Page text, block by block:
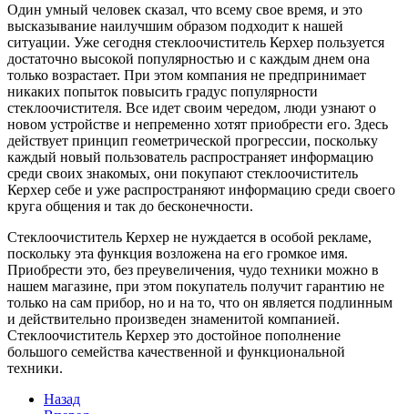
Один умный человек сказал, что всему свое время, и это
высказывание наилучшим образом подходит к нашей
ситуации. Уже сегодня стеклоочиститель Керхер пользуется
достаточно высокой популярностью и с каждым днем она
только возрастает. При этом компания не предпринимает
никаких попыток повысить градус популярности
стеклоочистителя. Все идет своим чередом, люди узнают о
новом устройстве и непременно хотят приобрести его. Здесь
действует принцип геометрической прогрессии, поскольку
каждый новый пользователь распространяет информацию
среди своих знакомых, они покупают стеклоочиститель
Керхер себе и уже распространяют информацию среди своего
круга общения и так до бесконечности.
Стеклоочиститель Керхер не нуждается в особой рекламе,
поскольку эта функция возложена на его громкое имя.
Приобрести это, без преувеличения, чудо техники можно в
нашем магазине, при этом покупатель получит гарантию не
только на сам прибор, но и на то, что он является подлинным
и действительно произведен знаменитой компанией.
Стеклоочиститель Керхер это достойное пополнение
большого семейства качественной и функциональной
техники.
Назад